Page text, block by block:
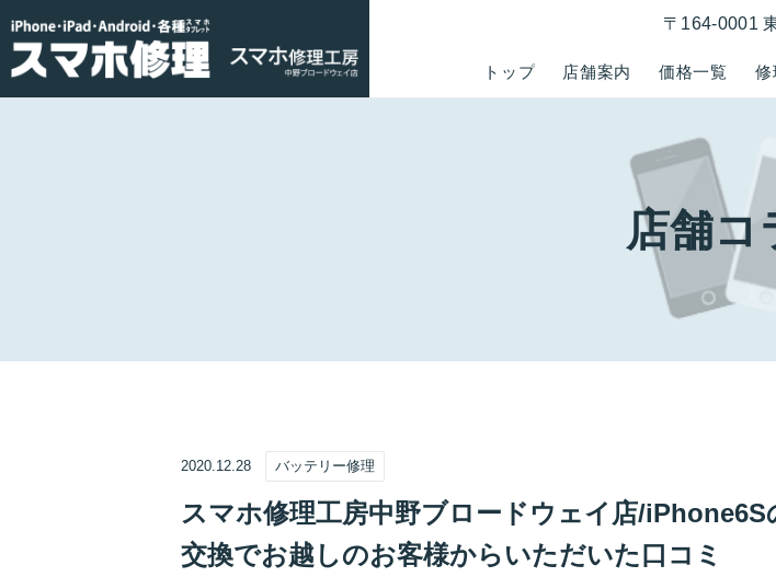
トップ 店舗案内 価格一覧 修
〒164-0001
店舗コ
2020.12.28 バッテリー修理
スマホ修理工房中野ブロードウェイ店/iPhone6S
交換でお越しのお客様からいただいた口コミ